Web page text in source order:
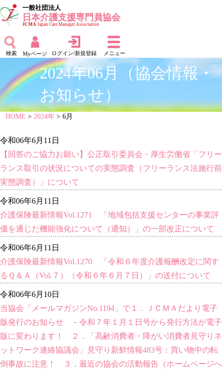
一般社団法人
日本介護支援専門員協会
JCMAJapan Care Manager Association
検索 Myページ ログイン/新規登録 メニュー
2024年06月（協会情報・
お知らせ）
HOME >2024年 > 6月
令和06年6月11日
【回答のご協力お願い】公正取引委員会・厚生労働省「フリー
ランス取引の状況についての実態調査（フリーランス法施行前
実態調査）」について
令和06年6月11日
介護保険最新情報Vol.1271 「地域包括支援センターの事業評
価を通じた機能強化について（通知）」の一部改正について
令和06年6月11日
介護保険最新情報Vol.1270 「令和６年度介護報酬改定に関す
るＱ＆Ａ（Vol.７）（令和６年６月７日）」の送付について
令和06年6月10日
当協会「メールマガジンNo.1194」で１．ＪＣＭＡだより電子
版発行のお知らせ －令和７年１月１日号から発行方法が電子
版に変わります！ ２．「高齢消費者・障がい消費者見守りネ
ットワーク連絡協議会」見守り新鮮情報483号：買い物中の転
倒事故に注意！ ３．最近の協会の活動報告（ホームページへ